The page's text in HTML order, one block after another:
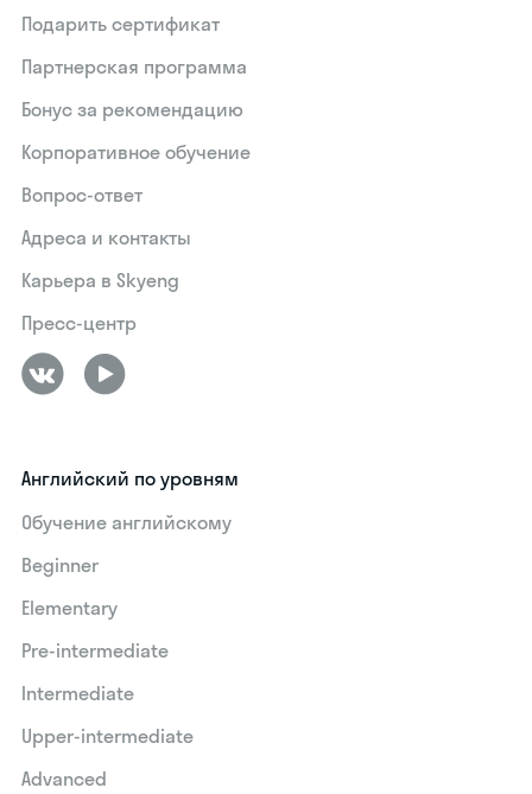
Подарить сертификат
Партнерская программа
Бонус за рекомендацию
Корпоративное обучение
Вопрос-ответ
Адреса и контакты
Карьера в Skyeng
Пресс-центр
Английский по уровням
Обучение английскому
Beginner
Elementary
Pre-intermediate
Intermediate
Upper-intermediate
Advanced